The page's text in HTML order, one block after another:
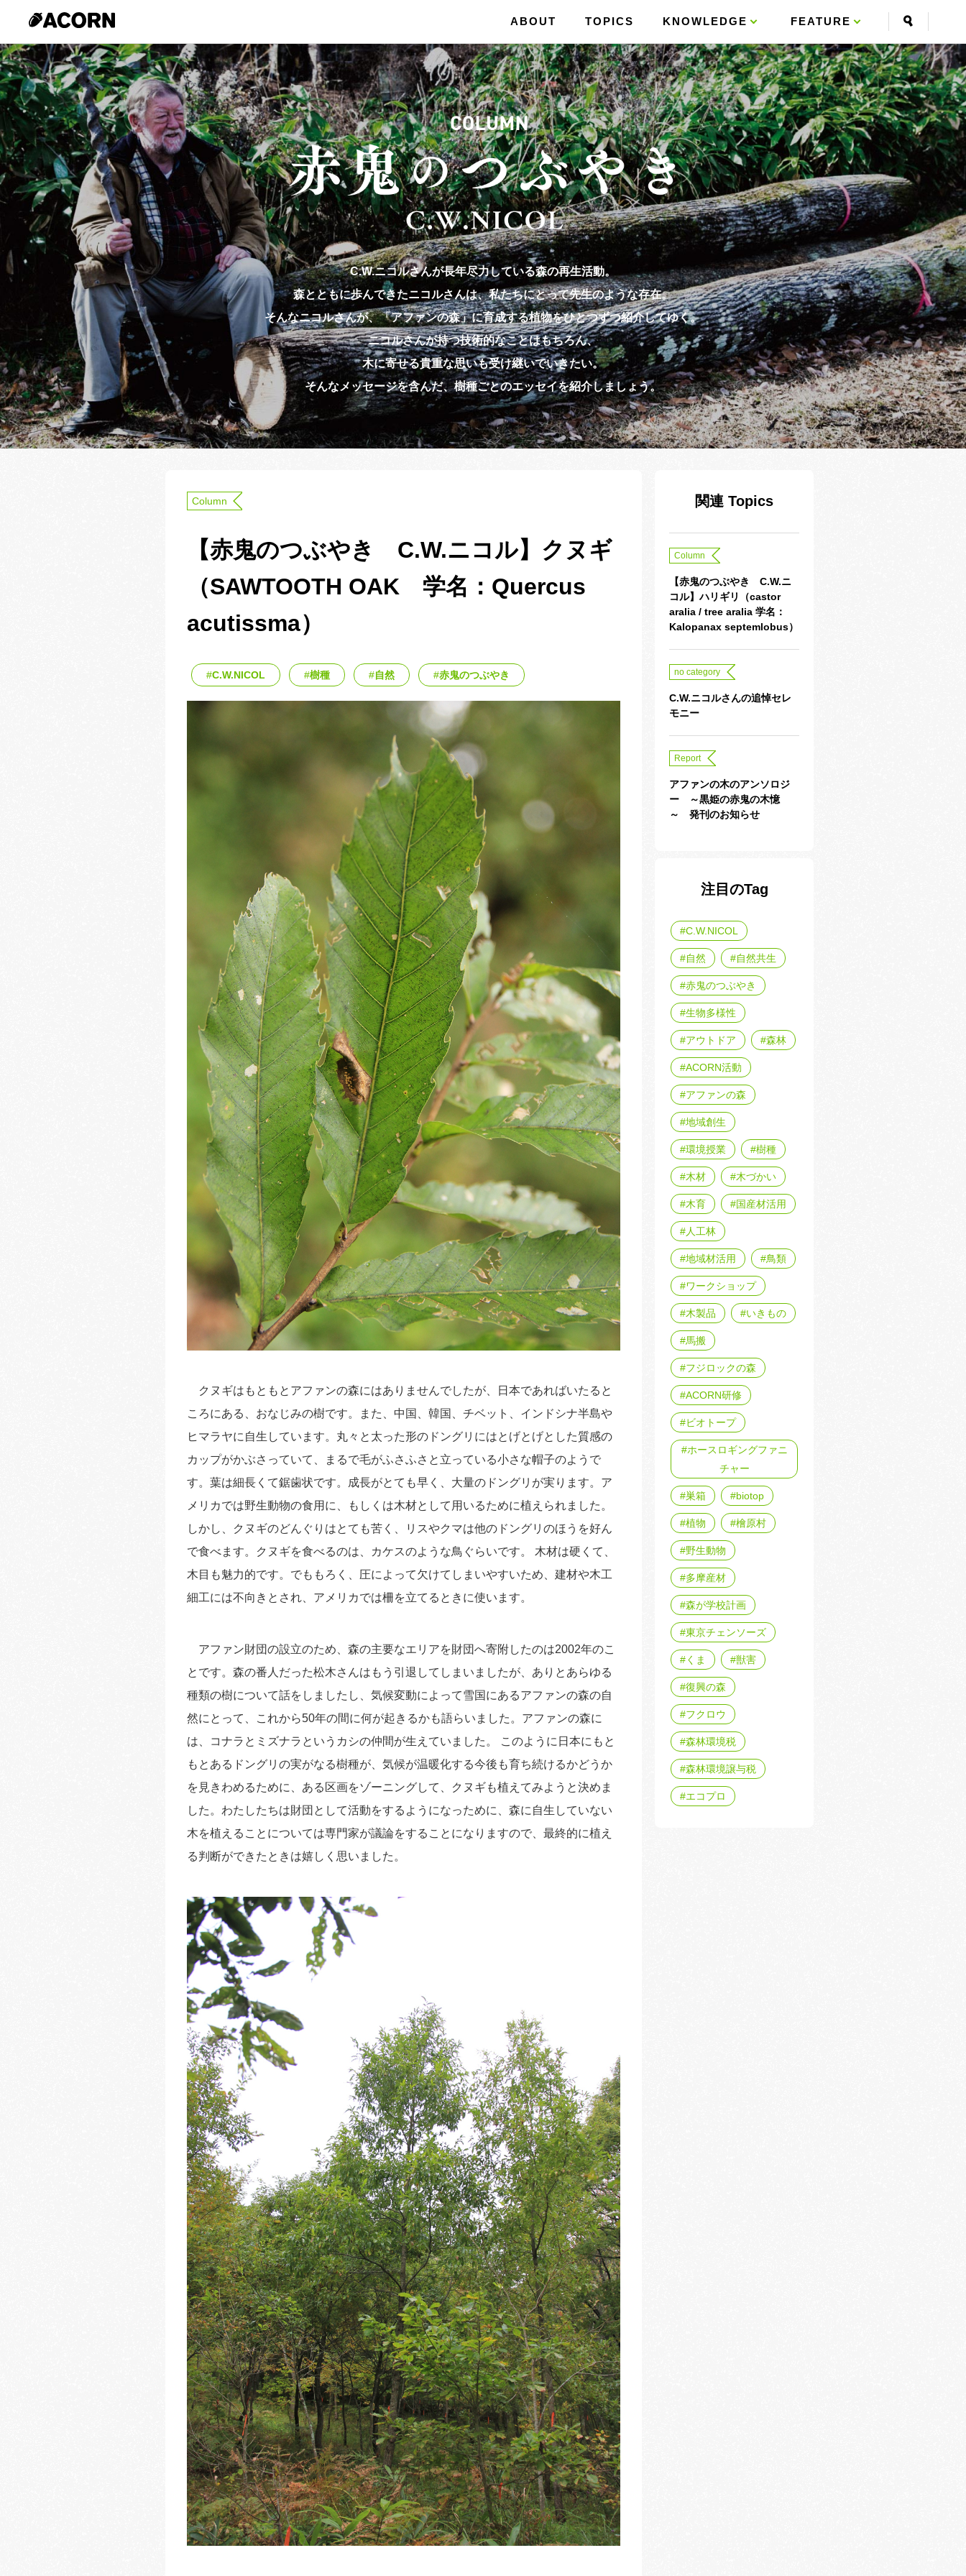
ABOUT TOPICS KNOWLEDGE FEATURE
C.W.ニコルさんが長年尽力している森の再生活動。
森とともに歩んできたニコルさんは、私たちにとって先生のような存在。
そんなニコルさんが、「アファンの森」に育成する植物をひとつずつ紹介してゆく。
ニコルさんが持つ技術的なことはもちろん、
木に寄せる貴重な思いも受け継いでいきたい。
そんなメッセージを含んだ、樹種ごとのエッセイを紹介しましょう。
Column
【赤鬼のつぶやき C.W.ニコル】クヌギ
（SAWTOOTH OAK 学名：Quercus
acutissma）
C.W.NICOL 樹種 自然 赤鬼のつぶやき
クヌギはもともとアファンの森にはありませんでしたが、日本であればいたると
ころにある、おなじみの樹です。また、中国、韓国、チベット、インドシナ半島や
ヒマラヤに自生しています。丸々と太った形のドングリにはとげとげとした質感の
カップがかぶさっていて、まるで毛がふさふさと立っている小さな帽子のようで
す。葉は細長くて鋸歯状です。成長がとても早く、大量のドングリが実ります。ア
メリカでは野生動物の食用に、もしくは木材として用いるために植えられました。
しかし、クヌギのどんぐりはとても苦く、リスやクマは他のドングリのほうを好ん
で食べます。クヌギを食べるのは、カケスのような鳥ぐらいです。 木材は硬くて、
木目も魅力的です。でももろく、圧によって欠けてしまいやすいため、建材や木工
細工には不向きとされ、アメリカでは柵を立てるときに使います。
アファン財団の設立のため、森の主要なエリアを財団へ寄附したのは2002年のこ
とです。森の番人だった松木さんはもう引退してしまいましたが、ありとあらゆる
種類の樹について話をしましたし、気候変動によって雪国にあるアファンの森の自
然にとって、これから50年の間に何が起きるかも語らいました。アファンの森に
は、コナラとミズナラというカシの仲間が生えていました。 このように日本にもと
もとあるドングリの実がなる樹種が、気候が温暖化する今後も育ち続けるかどうか
を見きわめるために、ある区画をゾーニングして、クヌギも植えてみようと決めま
した。わたしたちは財団として活動をするようになっために、森に自生していない
木を植えることについては専門家が議論をすることになりますので、最終的に植え
る判断ができたときは嬉しく思いました。
関連 Topics
Column
【赤鬼のつぶやき C.W.ニ
コル】ハリギリ（castor
aralia / tree aralia 学名：
Kalopanax septemlobus）
no category
C.W.ニコルさんの追悼セレ
モニー
Report
アファンの木のアンソロジ
ー ～黒姫の赤鬼の木憶
～ 発刊のお知らせ
注目のTag
C.W.NICOL
自然 自然共生
赤鬼のつぶやき
生物多様性
アウトドア 森林
ACORN活動
アファンの森
地域創生
環境授業 樹種
木材 木づかい
木育 国産材活用
人工林
地域材活用 鳥類
ワークショップ
木製品 いきもの
馬搬
フジロックの森
ACORN研修
ビオトープ
ホースロギングファニ
チャー
巣箱 biotop
植物 檜原村
野生動物
多摩産材
森が学校計画
東京チェンソーズ
くま 獣害
復興の森
フクロウ
森林環境税
森林環境譲与税
エコプロ